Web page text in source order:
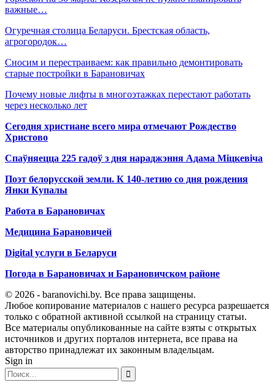
важные…
Огуречная столица Беларуси. Брестская область,
агрогородок…
Сносим и перестраиваем: как правильно демонтировать
старые постройки в Барановичах
Почему новые лифты в многоэтажках перестают работать
через несколько лет
Сегодня христиане всего мира отмечают Рождество
Христово
Спаўняецца 225 гадоў з дня нараджэння Адама Міцкевіча
Поэт белорусской земли. К 140-летию со дня рождения
Янки Купалы
Работа в Барановичах
Медицина Барановичей
Digital услуги в Беларуси
Погода в Барановичах и Барановичском районе
© 2026 - baranovichi.by. Все права защищены.
Любое копирование материалов с нашего ресурса разрешается
только с обратной активной ссылкой на страницу статьи.
Все материалы опубликованные на сайте взяты с открытых
источников и других порталов интернета, все права на
авторство принадлежат их законным владельцам.
Sign in